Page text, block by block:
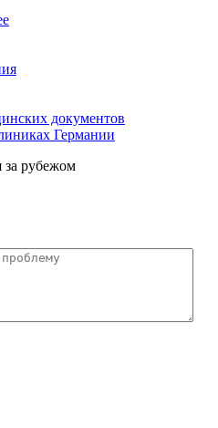
документов
Германии
за рубежом